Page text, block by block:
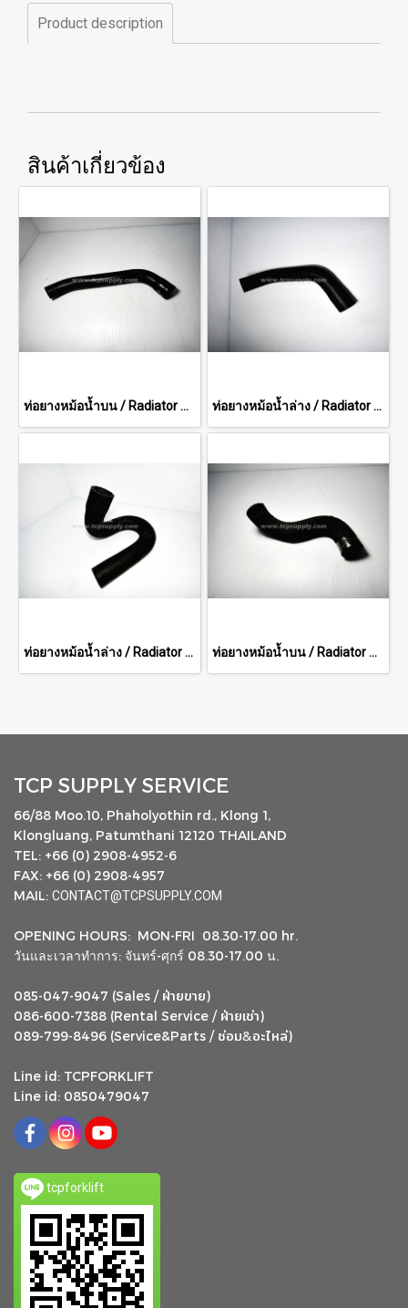
Product description
สินค้าเกี่ยวข้อง
ท่อยางหม้อน้ำบน / Radiator Hose (Upper) ท่อยางหม้อน้ำล่าง / Radiator Hose (Lower)
ท่อยางหม้อน้ำล่าง / Radiator Hose (Lower) ท่อยางหม้อน้ำบน / Radiator Hose (Upper)
TCP SUPPLY SERVICE
66/88 Moo.10, Phaholyothin rd., Klong 1,
Klongluang, Patumthani 12120 THAILAND
TEL: +66 (0) 2908-4952-6
FAX: +66 (0) 2908-4957
MAIL: CONTACT@TCPSUPPLY.COM
OPENING HOURS: MON-FRI 08.30-17.00 hr.
วันและเวลาทำการ: จันทร์-ศุกร์ 08.30-17.00 น.
085-047-9047 (Sales / ฝ่ายขาย)
086-600-7388 (Rental Service / ฝ่ายเช่า)
089-799-8496 (Service&Parts / ซ่อม&อะไหล่)
Line id: TCPFORKLIFT
Line id: 0850479047
tcpforklift